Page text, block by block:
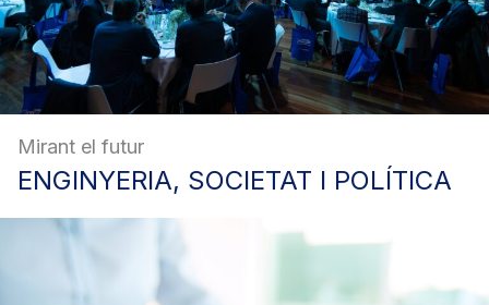
Mirant el futur
ENGINYERIA, SOCIETAT I POLÍTICA